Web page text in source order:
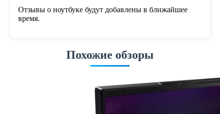
Отзывы о ноутбуке будут добавлены в ближайшее
время.
Похожие обзоры